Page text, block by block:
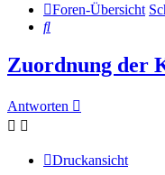
Foren-Übersicht
Suche
Zuordnung der
Antworten
Druckansicht